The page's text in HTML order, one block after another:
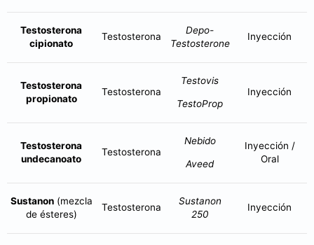
Testosterona
cipionato
Testosterona
Depo-
Testosterone
Inyección
Testosterona
propionato
Testosterona
Testovis
TestoProp
Inyección
Testosterona
undecanoato
Testosterona
Nebido
Aveed
Inyección /
Oral
Sustanon(mezcla
de ésteres)
Testosterona
Sustanon
250
Inyección